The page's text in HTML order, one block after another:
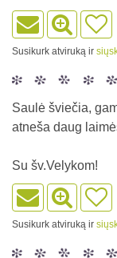
Susikurk atviruką ir
Saulė šviečia,
atneša daug
Su šv.Velykom!
Susikurk atviruką ir